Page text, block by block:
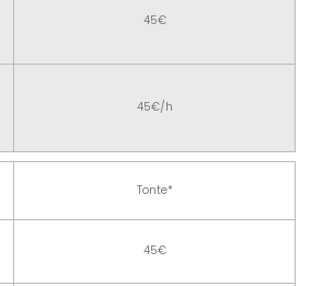
45€
45€/h
Tonte*
45€